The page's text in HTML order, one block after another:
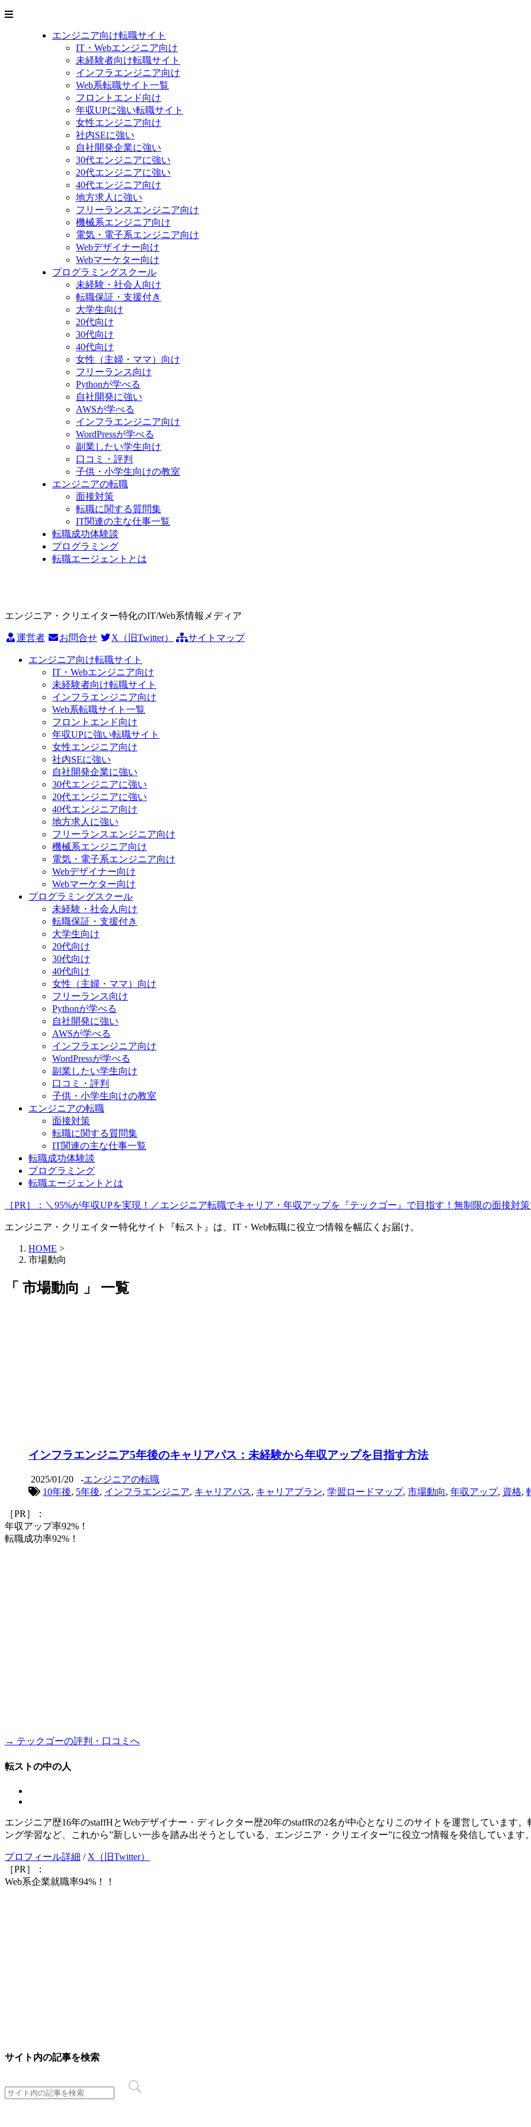
エンジニア向け転職サイト
IT・Webエンジニア向け
未経験者向け転職サイト
インフラエンジニア向け
Web系転職サイト一覧
フロントエンド向け
年収UPに強い転職サイト
女性エンジニア向け
社内SEに強い
自社開発企業に強い
30代エンジニアに強い
20代エンジニアに強い
40代エンジニア向け
地方求人に強い
フリーランスエンジニア向け
機械系エンジニア向け
電気・電子系エンジニア向け
Webデザイナー向け
Webマーケター向け
プログラミングスクール
未経験・社会人向け
転職保証・支援付き
大学生向け
20代向け
30代向け
40代向け
女性（主婦・ママ）向け
フリーランス向け
Pythonが学べる
自社開発に強い
AWSが学べる
インフラエンジニア向け
WordPressが学べる
副業したい学生向け
口コミ・評判
子供・小学生向けの教室
エンジニアの転職
面接対策
転職に関する質問集
IT関連の主な仕事一覧
転職成功体験談
プログラミング
転職エージェントとは
エンジニア・クリエイター特化のIT/Web系情報メディア
運営者 お問合せ X（旧Twitter） サイトマップ
エンジニア向け転職サイト
IT・Webエンジニア向け
未経験者向け転職サイト
インフラエンジニア向け
Web系転職サイト一覧
フロントエンド向け
年収UPに強い転職サイト
女性エンジニア向け
社内SEに強い
自社開発企業に強い
30代エンジニアに強い
20代エンジニアに強い
40代エンジニア向け
地方求人に強い
フリーランスエンジニア向け
機械系エンジニア向け
電気・電子系エンジニア向け
Webデザイナー向け
Webマーケター向け
プログラミングスクール
未経験・社会人向け
転職保証・支援付き
大学生向け
20代向け
30代向け
40代向け
女性（主婦・ママ）向け
フリーランス向け
Pythonが学べる
自社開発に強い
AWSが学べる
インフラエンジニア向け
WordPressが学べる
副業したい学生向け
口コミ・評判
子供・小学生向けの教室
エンジニアの転職
面接対策
転職に関する質問集
IT関連の主な仕事一覧
転職成功体験談
プログラミング
転職エージェントとは
［PR］：＼95%が年収UPを実現！／エンジニア転職でキャリア・年収アップを『テックゴー』で目指す！無制限の面接対
エンジニア・クリエイター特化サイト『転スト』は、IT・Web転職に役立つ情報を幅広くお届け。
HOME >
市場動向
「 市場動向 」 一覧
インフラエンジニア5年後のキャリアパス：未経験から年収アップを目指す方法
2025/01/20 -エンジニアの転職
10年後, 5年後, インフラエンジニア, キャリアパス, キャリアプラン, 学習ロードマップ, 市場動向, 年収アップ, 資格,
［PR］：
年収アップ率92%！
転職成功率92%！
→ テックゴーの評判・口コミへ
転ストの中の人
エンジニア歴16年のstaffHとWebデザイナー・ディレクター歴20年のstaffRの2名が中心となりこのサイトを運営しています
ング学習など、これから”新しい一歩を踏み出そうとしている、エンジニア・クリエイター”に役立つ情報を発信しています。
プロフィール詳細 / X（旧Twitter）
［PR］：
Web系企業就職率94%！！
サイト内の記事を検索